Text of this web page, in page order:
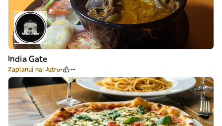
India Gate
Zaplanuj na: Jutro --